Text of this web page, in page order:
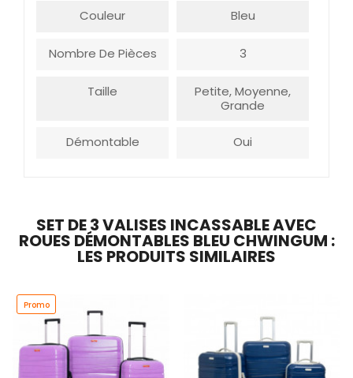
Couleur
Bleu
Nombre De Pièces 3
Taille
Petite, Moyenne,
Grande
Démontable Oui
SET DE 3 VALISES INCASSABLE AVEC
ROUES DÉMONTABLES BLEU CHWINGUM :
LES PRODUITS SIMILAIRES
Promo